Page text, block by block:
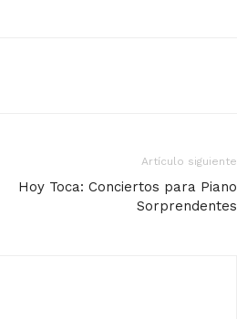
Artículo siguiente
Hoy Toca: Conciertos para Piano
Sorprendentes